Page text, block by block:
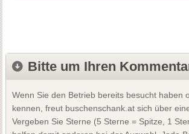
Bitte um Ihren
Wenn Sie den Betrieb bereits besucht haben
kennen, freut buschenschank.at sich über
Vergeben Sie Sterne (5 Sterne = Spitze, 1